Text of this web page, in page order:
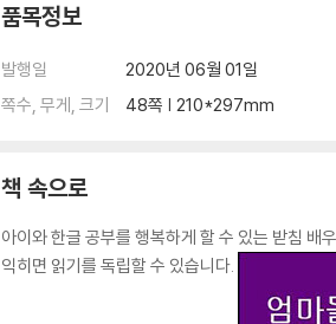
품목정보
발행일
2020년 06월 01일
쪽수, 무게, 크기
48쪽 | 210*297mm
책 속으로
아이와 한글 공부를 행복하게 할 수 있는 받침 배
익히면 읽기를 독립할 수 있습니다.